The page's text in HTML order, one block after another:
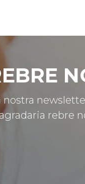
nostra
rebre